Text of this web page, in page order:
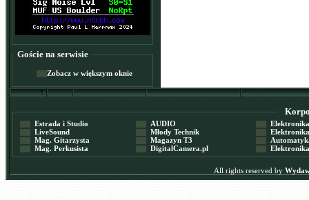
Goście na serwisie
Zobacz w większym oknie
Estrada i Studio
LiveSound
Mag. Gitarzysta
Mag. Perkusista
AUDIO
Młody Technik
Magazyn T3
DigitalCamera.pl
Elektronika
Elektronika
Automatyka
Elektronika
All rights reserved by